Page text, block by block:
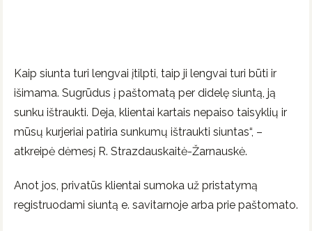
Kaip siunta turi lengvai įtilpti, taip ji lengvai turi būti ir
išimama. Sugrūdus į paštomatą per didelę siuntą, ją
sunku ištraukti. Deja, klientai kartais nepaiso taisyklių ir
mūsų kurjeriai patiria sunkumų ištraukti siuntas“, –
atkreipė dėmesį R. Strazdauskaitė-Žarnauskė.
Anot jos, privatūs klientai sumoka už pristatymą
registruodami siuntą e. savitarnoje arba prie paštomato.